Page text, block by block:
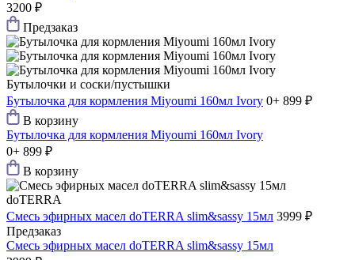
3200 ₽
Предзаказ
Бутылочки и соски/пустышки
Бутылочка для кормления Miyoumi 160мл Ivory 0+ 899 ₽
В корзину
Бутылочка для кормления Miyoumi 160мл Ivory
0+ 899 ₽
В корзину
doTERRA
Смесь эфирных масел doTERRA slim&sassy 15мл 3999 ₽
Предзаказ
Смесь эфирных масел doTERRA slim&sassy 15мл